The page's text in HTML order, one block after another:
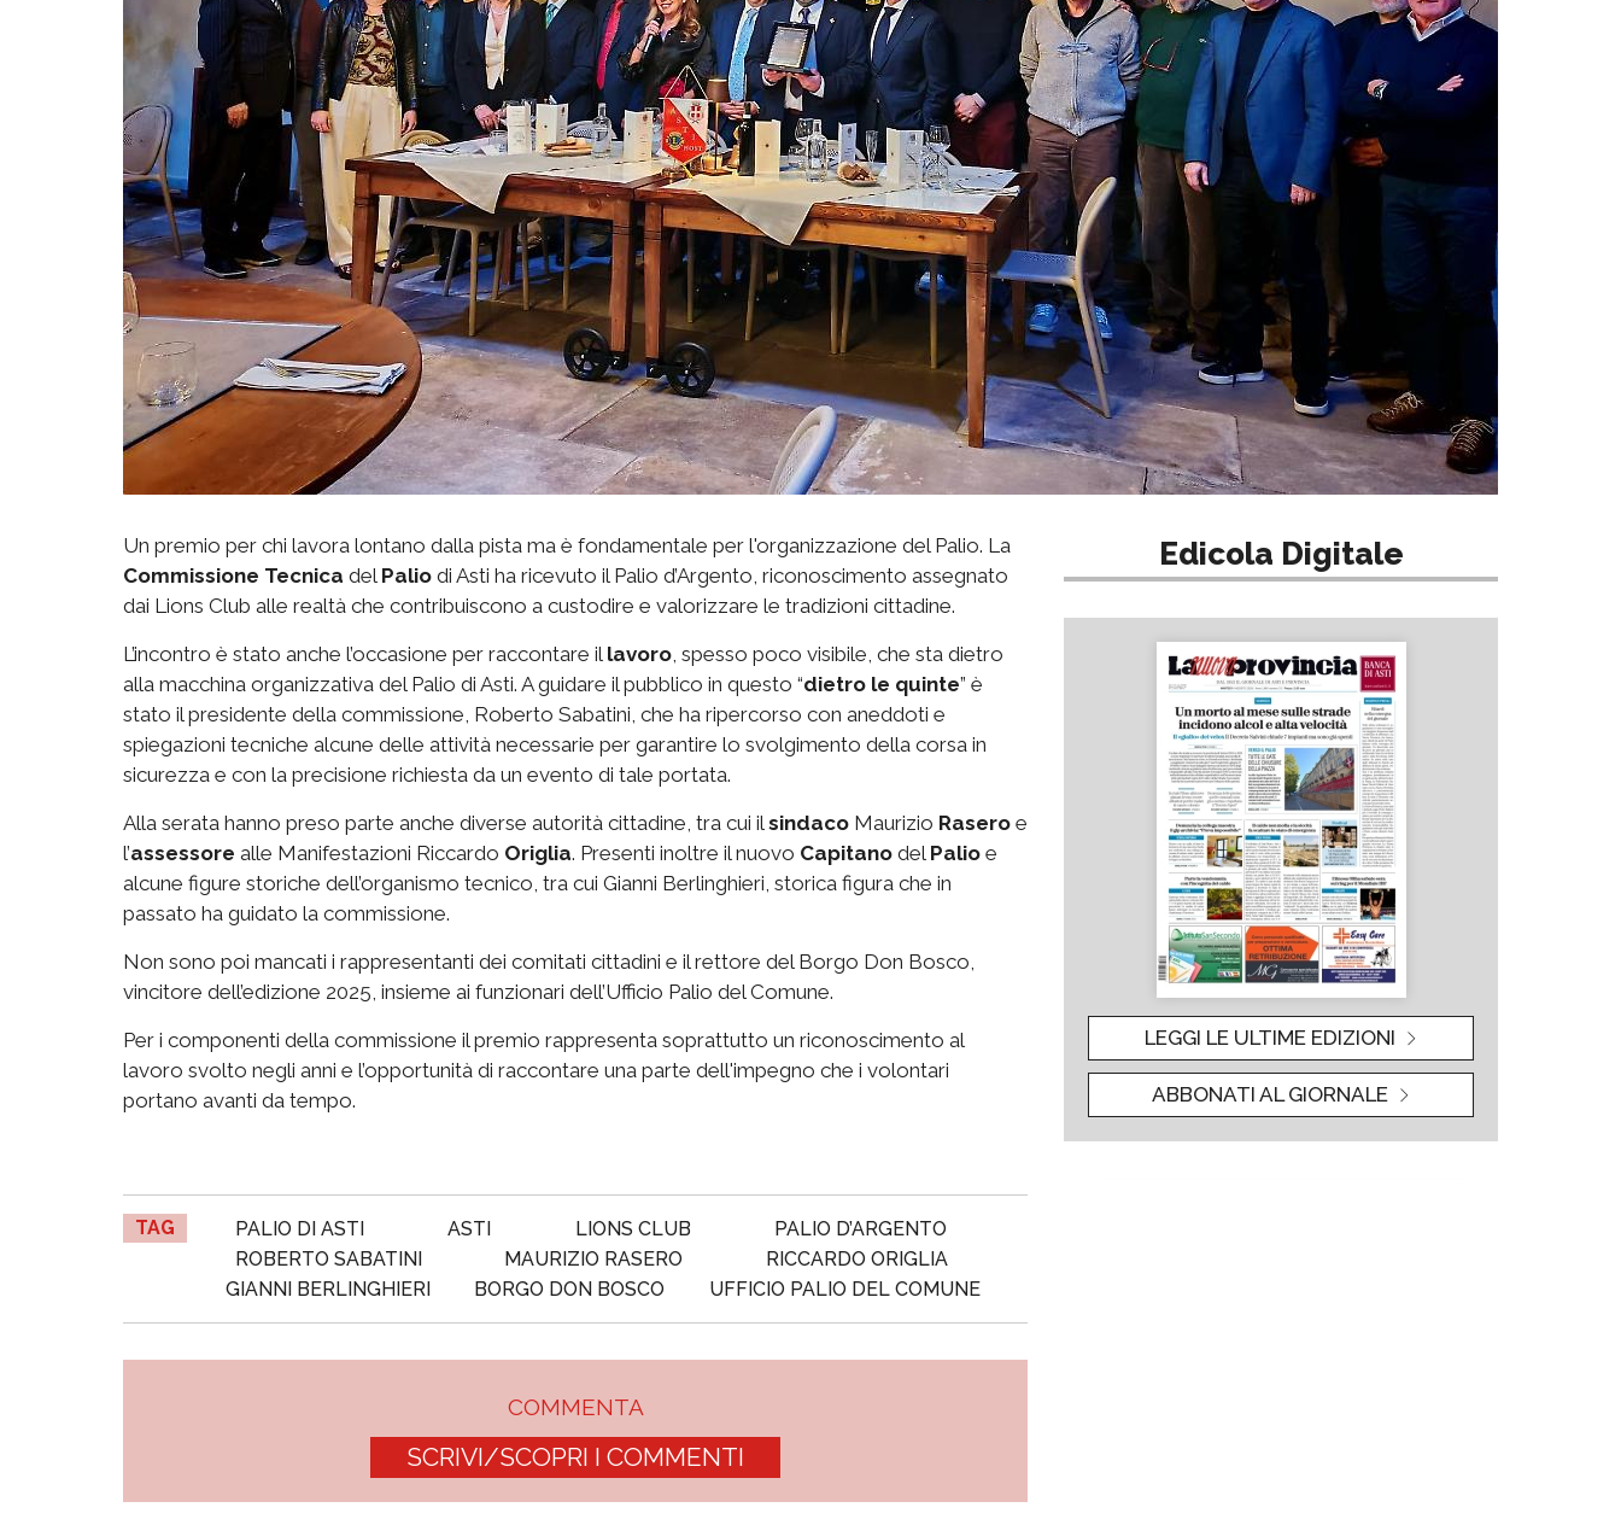
Un premio per chi lavora lontano dalla pista ma è fondamentale per l'organizzazione del Palio. La
Commissione Tecnica del Palio di Asti ha ricevuto il Palio d’Argento, riconoscimento assegnato
dai Lions Club alle realtà che contribuiscono a custodire e valorizzare le tradizioni cittadine.
L’incontro è stato anche l’occasione per raccontare il lavoro , spesso poco visibile, che sta dietro
alla macchina organizzativa del Palio di Asti. A guidare il pubblico in questo “dietro le quinte” è
stato il presidente della commissione, Roberto Sabatini, che ha ripercorso con aneddoti e
spiegazioni tecniche alcune delle attività necessarie per garantire lo svolgimento della corsa in
sicurezza e con la precisione richiesta da un evento di tale portata.
Alla serata hanno preso parte anche diverse autorità cittadine, tra cui il sindaco Maurizio Rasero e
l’assessore alle Manifestazioni Riccardo Origlia. Presenti inoltre il nuovo Capitano del Palio e
alcune figure storiche dell’organismo tecnico, tra cui Gianni Berlinghieri, storica figura che in
passato ha guidato la commissione.
Non sono poi mancati i rappresentanti dei comitati cittadini e il rettore del Borgo Don Bosco,
vincitore dell’edizione 2025, insieme ai funzionari dell’Ufficio Palio del Comune.
Per i componenti della commissione il premio rappresenta soprattutto un riconoscimento al
lavoro svolto negli anni e l’opportunità di raccontare una parte dell'impegno che i volontari
portano avanti da tempo.
TAG PALIO DI ASTI ASTI LIONS CLUB
PALIO D’ARGENTO
ROBERTO SABATINI
MAURIZIO RASERO
RICCARDO ORIGLIA
GIANNI BERLINGHIERI
BORGO DON BOSCO UFFICIO PALIO DEL COMUNE
COMMENTA
SCRIVI/SCOPRI I COMMENTI
Edicola Digitale
LEGGI LE ULTIME EDIZIONI
ABBONATI AL GIORNALE